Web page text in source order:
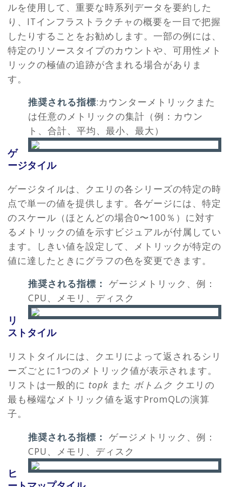
ルを使用して、重要な時系列データを要約した
り、ITインフラストラクチャの概要を一目で把握
したりすることをお勧めします。一部の例には、
特定のリソースタイプのカウントや、可用性メト
リックの極値の追跡が含まれる場合がありま
す。
推奨される指標:カウンターメトリックまた
は任意のメトリックの集計（例：カウン
ト、合計、平均、最小、最大）
ゲ
ージタイル
ゲージタイルは、クエリの各シリーズの特定の時
点で単一の値を提供します。各ゲージには、特定
のスケール（ほとんどの場合0〜100％）に対す
るメトリックの値を示すビジュアルが付属してい
ます。しきい値を設定して、メトリックが特定の
値に達したときにグラフの色を変更できます。
推奨される指標： ゲージメトリック、例：
CPU、メモリ、ディスク
リ
ストタイル
リストタイルには、クエリによって返されるシリ
ーズごとに1つのメトリック値が表示されます。
リストは一般的に topk また ボトムク クエリの
最も極端なメトリック値を返すPromQLの演算
子。
推奨される指標： ゲージメトリック、例：
CPU、メモリ、ディスク
ヒ